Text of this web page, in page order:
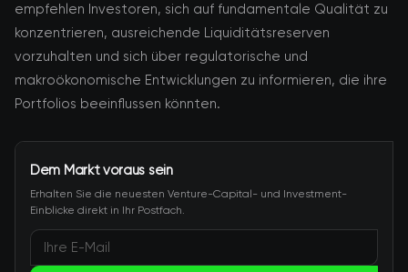
empfehlen Investoren, sich auf fundamentale Qualität zu
konzentrieren, ausreichende Liquiditätsreserven
vorzuhalten und sich über regulatorische und
makroökonomische Entwicklungen zu informieren, die ihre
Portfolios beeinflussen könnten.
Dem Markt voraus sein
Erhalten Sie die neuesten Venture-Capital- und Investment-
Einblicke direkt in Ihr Postfach.